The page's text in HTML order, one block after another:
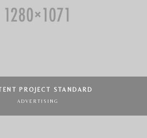
PROJECT STANDARD
ADVERTISING